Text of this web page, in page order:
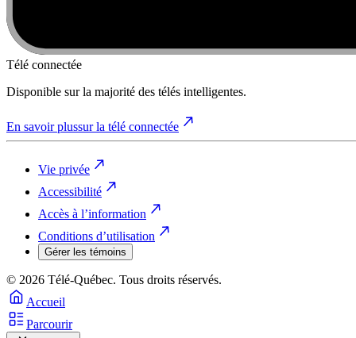
Télé connectée
Disponible sur la majorité des télés intelligentes.
En savoir plussur la télé connectée
Vie privée
Accessibilité
Accès à l’information
Conditions d’utilisation
Gérer les témoins
© 2026 Télé-Québec. Tous droits réservés.
Accueil
Parcourir